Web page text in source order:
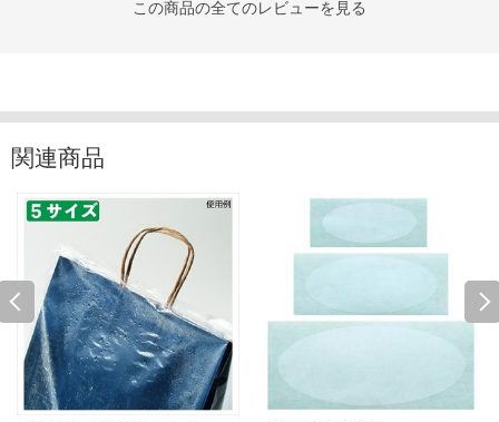
この商品の全てのレビューを見る
関連商品